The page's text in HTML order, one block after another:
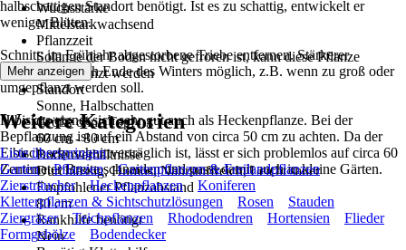
Wuchsstärke
Mittelstarkwachsend
Pflanzzeit
Solange der Boden nicht gefroren ist, kann diese Pflanze
ausgepflanzt werden
Standort
Sonne, Halbschatten
Größe ohne Topf
60 cm - 80 cm
Bodenverhältnisse
Durchlässig, Humos, Nährstoffreich, Leicht sauer
Empfohlener Pflanzabstand
80 cm
Rankhilfe benötigt
Nein
halbschattigen Standort benötigt. Ist es zu schattig, entwickelt er
weniger Blüten.
Schnitt: im Frühjahr abgestorbene Triebe entfernen. Stärkerer
Rückschnitt nach Ende des Winters möglich, z.B. wenn zu groß oder
umgepflanzt werden soll.
Hibiskus eignet sich sehr gut auch als Heckenpflanze. Bei der
Bepflanzung ist auf ein Abstand von circa 50 cm zu achten. Da der
Eibisch sehr schnittverträglich ist, lässt er sich problemlos auf circa 60
Zentimeter Breite schneiden und passt damit auch in kleine Gärten.
Mehr anzeigen
Weitere Kategorien
Liste überspringen
Garten
Pflanzen
Gartenpflanzen & Freilandpflanzen
Ziersträucher
Heckenpflanzen
Koniferen
Kletterpflanzen & Sichtschutzlösungen
Rosen
Stauden
Ziergräser
Teichpflanzen Rhododendren Hortensien
Flieder
Formgehölze
Bodendecker